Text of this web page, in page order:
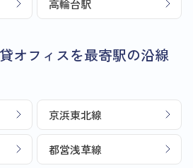
高輪台駅
オフィスを最寄駅の沿線
京浜東北線
都営浅草線